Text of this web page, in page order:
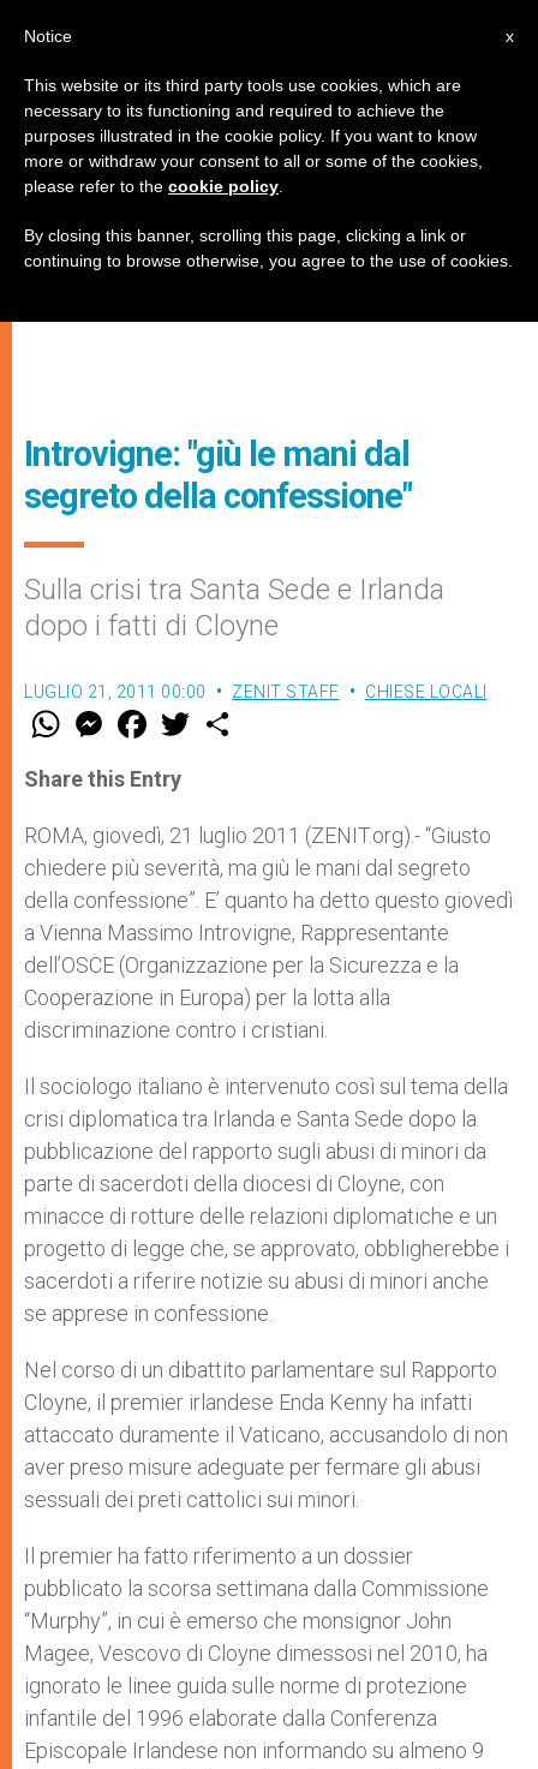
Introvigne: "giù le mani dal
segreto della confessione"
Sulla crisi tra Santa Sede e Irlanda
dopo i fatti di Cloyne
LUGLIO 21, 2011 00:00 ZENIT STAFF CHIESE LOCALI
W
t
s
p
p
M
e
s
e
g
e
r
F
a
e
b
o
k
w
r
Share this Entry
ROMA, giovedì, 21 luglio 2011 (ZENIT.org).- “Giusto
chiedere più severità, ma giù le mani dal segreto
della confessione”. E’ quanto ha detto questo giovedì
a Vienna Massimo Introvigne, Rappresentante
dell’OSCE (Organizzazione per la Sicurezza e la
Cooperazione in Europa) per la lotta alla
discriminazione contro i cristiani.
Il sociologo italiano è intervenuto così sul tema della
crisi diplomatica tra Irlanda e Santa Sede dopo la
pubblicazione del rapporto sugli abusi di minori da
parte di sacerdoti della diocesi di Cloyne, con
minacce di rotture delle relazioni diplomatiche e un
progetto di legge che, se approvato, obbligherebbe i
sacerdoti a riferire notizie su abusi di minori anche
se apprese in confessione.
Nel corso di un dibattito parlamentare sul Rapporto
Cloyne, il premier irlandese Enda Kenny ha infatti
attaccato duramente il Vaticano, accusandolo di non
aver preso misure adeguate per fermare gli abusi
sessuali dei preti cattolici sui minori.
Il premier ha fatto riferimento a un dossier
pubblicato la scorsa settimana dalla Commissione
“Murphy”, in cui è emerso che monsignor John
Magee, Vescovo di Cloyne dimessosi nel 2010, ha
ignorato le linee guida sulle norme di protezione
infantile del 1996 elaborate dalla Conferenza
Episcopale Irlandese non informando su almeno 9
x
Notice
This website or its third party tools use cookies, which are
necessary to its functioning and required to achieve the
purposes illustrated in the cookie policy. If you want to know
more or withdraw your consent to all or some of the cookies,
please refer to the cookie policy
By closing this banner, scrolling this page, clicking a link or
continuing to browse otherwise, you agree to the use of cookies.